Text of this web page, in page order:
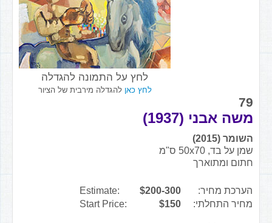
לחץ על התמונה להגדלה
לחץ כאן להגדלה מירבית של הציור
79
משה אבני (1937)
השומר (2015)
שמן על בד, 50x70 ס"מ
חתום ומתוארך
הערכת מחיר: $200-300
Estimate:
מחיר התחלתי:
$150
Start Price: